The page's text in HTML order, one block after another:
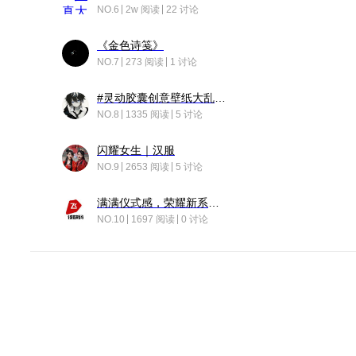
NO.6 2w 阅读 22 讨论
《金色诗笺》
NO.7 273 阅读 1 讨论
NO.8 1335 阅读 5 讨论
闪耀女生｜汉服
NO.9 2653 阅读 5 讨论
NO.10 1697 阅读 0 讨论